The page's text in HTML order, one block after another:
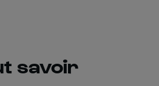
joue en famille ce week-end. Le
Garbisi a devancé Stephen